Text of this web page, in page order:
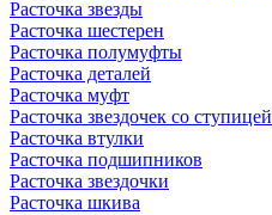
Расточка звезды
Расточка шестерен
Расточка полумуфты
Расточка деталей
Расточка муфт
Расточка звездочек со ступицей
Расточка втулки
Расточка подшипников
Расточка звездочки
Расточка шкива